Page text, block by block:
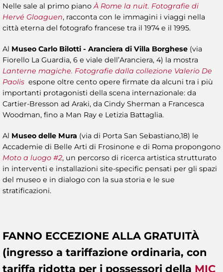
Nelle sale al primo pianoÀ Rome la nuit. Fotografie di
Hervé Gloaguen, racconta con le immagini i viaggi nella
città eterna del fotografo francese tra il 1974 e il 1995.
Al Museo Carlo Bilotti - Aranciera di Villa Borghese (via
Fiorello La Guardia, 6 e viale dell’Aranciera, 4) la mostra
Lanterne magiche. Fotografie dalla collezione Valerio De
Paolis espone oltre cento opere firmate da alcuni tra i più
importanti protagonisti della scena internazionale: da
Cartier-Bresson ad Araki, da Cindy Sherman a Francesca
Woodman, fino a Man Ray e Letizia Battaglia.
Al Museo delle Mura (via di Porta San Sebastiano,18) le
Accademie di Belle Arti di Frosinone e di Roma propongono
Moto a luogo #2, un percorso di ricerca artistica strutturato
in interventi e installazioni site-specific pensati per gli spazi
del museo e in dialogo con la sua storia e le sue
stratificazioni.
FANNO ECCEZIONE ALLA GRATUITÀ
(ingresso a tariffazione ordinaria, con
tariffa ridotta per i possessori della MIC